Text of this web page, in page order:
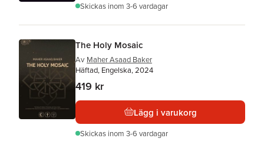
Skickas inom 3-6 vardagar
The Holy Mosaic
Av Maher Asaad Baker
Häftad, Engelska, 2024
419 kr
Lägg i varukorg
Skickas inom 3-6 vardagar